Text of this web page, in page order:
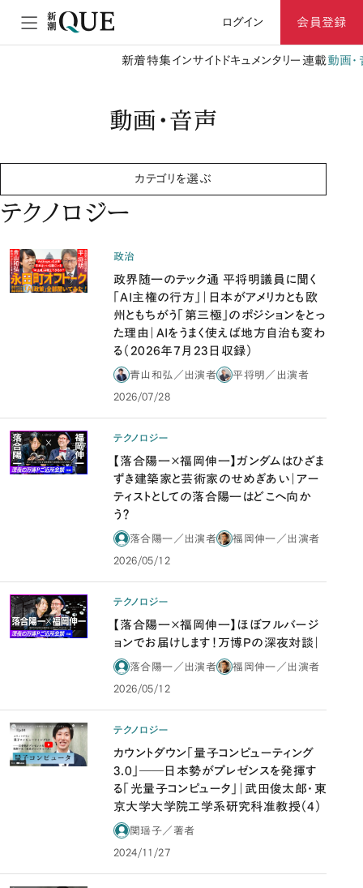
ログイン 会員登録
新着特集 インサイト ドキュメンタリー 連載動画
動画・音声
カテゴリを選ぶ
テクノロジー
政治
政界随一のテック通 平将明議員に聞く
「AI主権の行方」｜日本がアメリカとも欧
州ともちがう「第三極」のポジションをとっ
た理由｜AIをうまく使えば地方自治も変わ
る（2026年7月23日収録）
青山和弘／出演者 平将明／出演者
2026/07/28
テクノロジー
【落合陽一×福岡伸一】ガンダムはひざま
ずき建築家と芸術家のせめぎあい｜アー
ティストとしての落合陽一はどこへ向か
う？
落合陽一／出演者 福岡伸一／出演者
2026/05/12
テクノロジー
【落合陽一×福岡伸一】ほぼフルバージ
ョンでお届けします！万博Pの深夜対談｜
落合陽一／出演者 福岡伸一／出演者
2026/05/12
テクノロジー
カウントダウン「量子コンピューティング
3.0」――日本勢がプレゼンスを発揮す
る「光量子コンピュータ」｜武田俊太郎・東
京大学大学院工学系研究科准教授（4）
関瑶子／著者
2024/11/27